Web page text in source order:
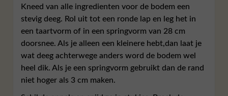
Kneed van alle ingredienten voor de bodem een
stevig deeg. Rol uit tot een ronde lap en leg het in
een taartvorm of in een springvorm van 28 cm
doorsnee. Als je alleen een kleinere hebt,dan laat je
wat deeg achterwege anders word de bodem wel
heel dik. Als je een springvorm gebruikt dan de rand
niet hoger als 3 cm maken.